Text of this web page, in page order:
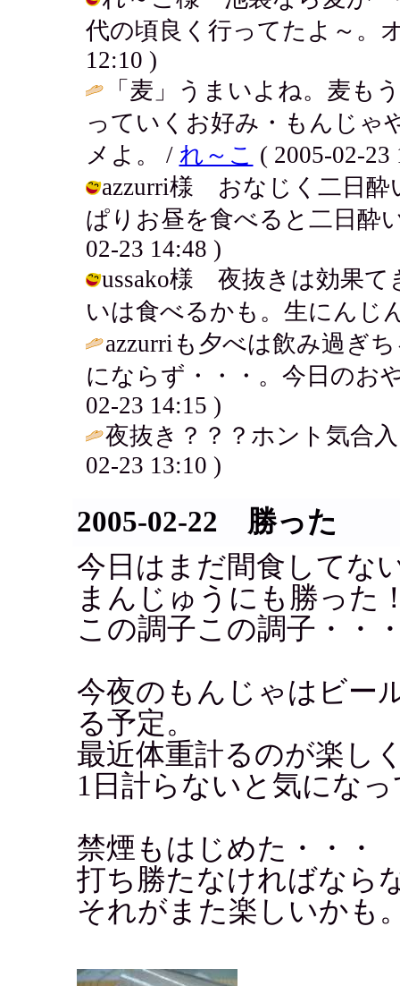
代の頃良く行ってたよ～。
12:10 )
「麦」うまいよね。麦も
っていくお好み・もんじゃ
メよ。 / れ～こ ( 2005-02-23
azzurri様 おなじく二日酔
ぱりお昼を食べると二日酔
02-23 14:48 )
ussako様 夜抜きは効果て
いは食べるかも。生にんじ
azzurriも夕べは飲み過ぎ
にならず・・・。今日のお
02-23 14:15 )
夜抜き？？？ホント気合
02-23 13:10 )
2005-02-22 勝った
今日はまだ間食してな
まんじゅうにも勝った
この調子この調子・・
今夜のもんじゃはビー
る予定。
最近体重計るのが楽し
1日計らないと気にな
禁煙もはじめた・・・
打ち勝たなければなら
それがまた楽しいかも